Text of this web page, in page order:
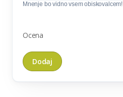
Mnenje bo vidno vsem obiskovalcem!
Ocena